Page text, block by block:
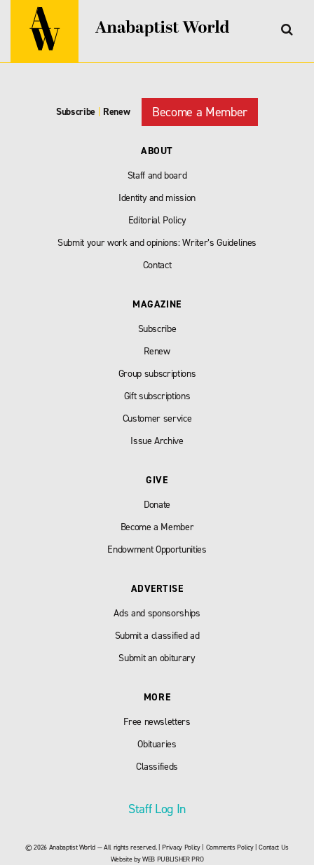
Subscribe Renew Become a Member
ABOUT
Staff and board
Identity and mission
Editorial Policy
Submit your work and opinions: Writer’s Guidelines
Contact
MAGAZINE
Subscribe
Renew
Group subscriptions
Gift subscriptions
Customer service
Issue Archive
GIVE
Donate
Become a Member
Endowment Opportunities
ADVERTISE
Ads and sponsorships
Submit a classified ad
Submit an obiturary
MORE
Free newsletters
Obituaries
Classifieds
Staff Log In
© 2026 Anabaptist World — All rights reserved. |Privacy Policy| Comments Policy|Contact Us
Website byWEB PUBLISHER PRO